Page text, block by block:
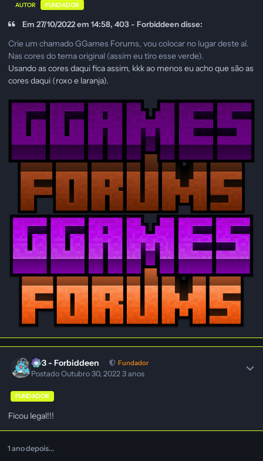
AUTOR FUNDADOR
Em 27/10/2022 em 14:58, 403 - Forbiddeen disse:
Crie um chamado GGames Forums, vou colocar no lugar deste aí.
Nas cores do tema original (assim eu tiro esse verde).
Usando as cores daqui fica assim, kkk ao menos eu acho que são as
cores daqui (roxo e laranja).
403 - Forbiddeen Fundador
PostadoOutubro 30, 20223 anos
FUNDADOR
Ficou legal!!!
1 ano depois...